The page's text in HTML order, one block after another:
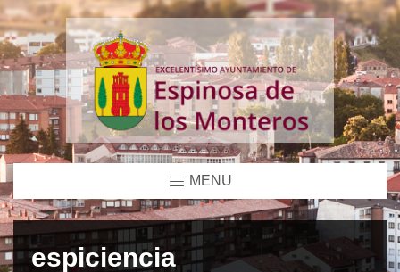
MENU
espiciencia